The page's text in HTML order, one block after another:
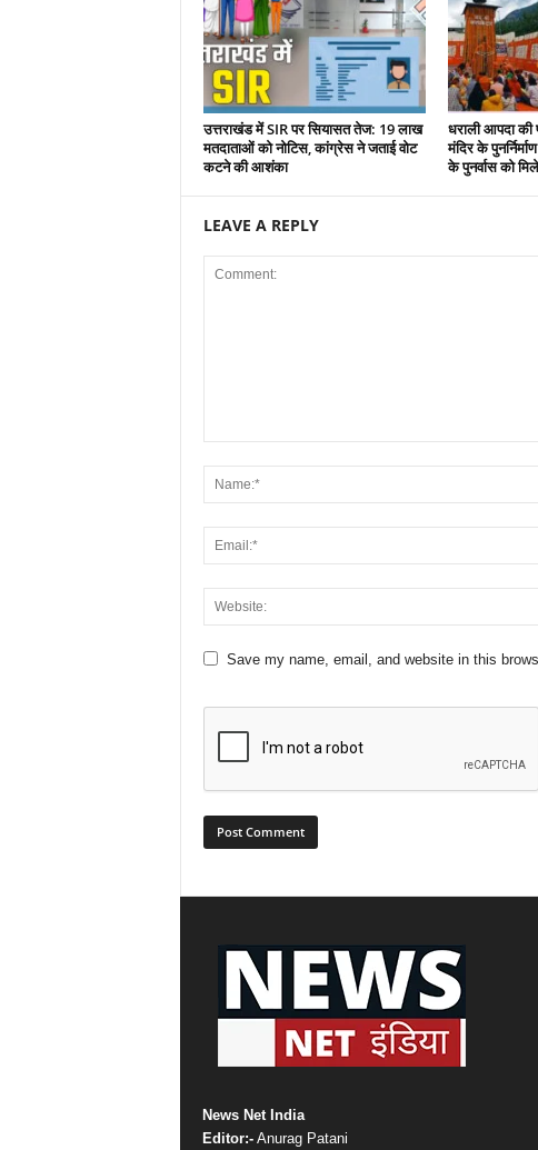
उत्तराखंड में SIR पर सियासत तेज: 19 लाख
मतदाताओं को नोटिस, कांग्रेस ने जताई वोट
कटने की आशंका
धराली आपदा की
मंदिर के
के पुनर्वास को
LEAVE A REPLY
Save my name, email, and website in this
News Net India
Editor:-Anurag Patani